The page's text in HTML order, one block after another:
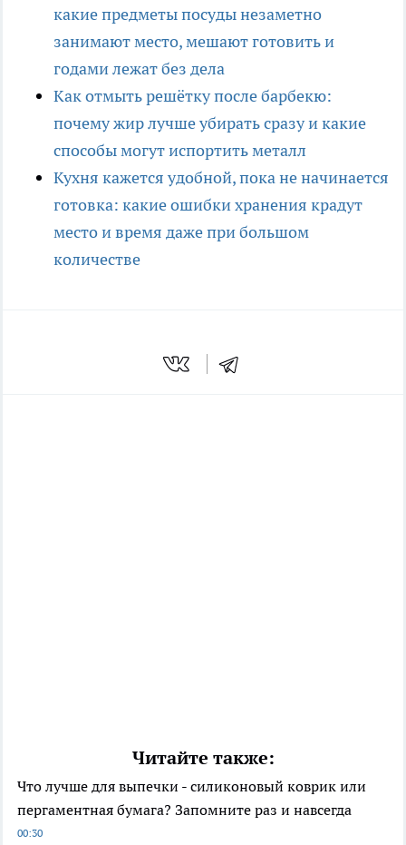
какие предметы посуды незаметно
занимают место, мешают готовить и
годами лежат без дела
Как отмыть решётку после барбекю:
почему жир лучше убирать сразу и какие
способы могут испортить металл
Кухня кажется удобной, пока не начинается
готовка: какие ошибки хранения крадут
место и время даже при большом
количестве
Читайте также:
Что лучше для выпечки - силиконовый коврик или
пергаментная бумага? Запомните раз и навсегда
00:30